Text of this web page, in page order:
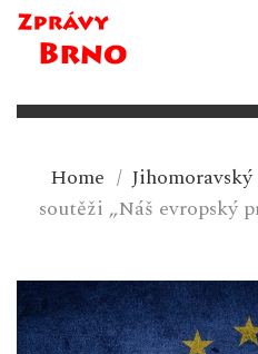
Home /
soutěži „Náš evropský